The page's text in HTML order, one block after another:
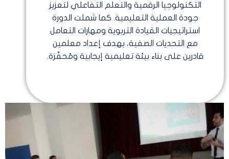
التكنولوجيا الرقمية والتعلم التفاعلي لتعزيز
جودة العملية التعليمية. كما شملت الدورة
استراتيجيات القيادة التربوية ومهارات التعامل
مع التحديات الصفية، بهدف إعداد معلمين
قادرين على بناء بيئة تعليمية إيجابية ومُحفّزة.